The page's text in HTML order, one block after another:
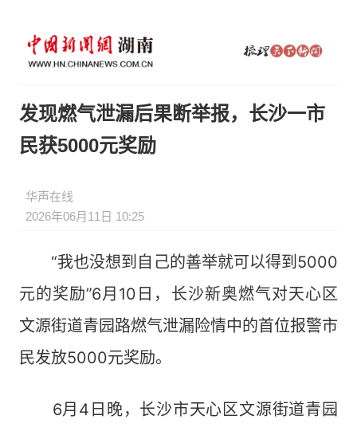
发现燃气泄漏后果断举报，长沙一市
民获5000元奖励
华声在线
2026年06月11日 10:25
“我也没想到自己的善举就可以得到5000
元的奖励”6月10日，长沙新奥燃气对天心区
文源街道青园路燃气泄漏险情中的首位报警市
民发放5000元奖励。
6月4日晚，长沙市天心区文源街道青园